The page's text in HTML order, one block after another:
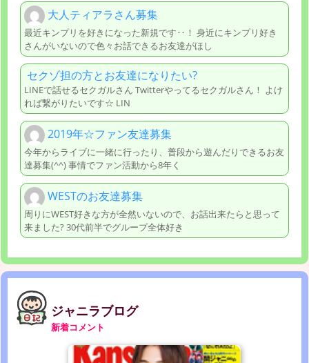
大人ティアラさん募集
最近キンプリを好きになった新規です‥！ 身近にキンプリ好き
さんがいないので色々お話できるお友達がほし
セクゾ担の方とお友達になりたい?
LINEで話せるセクガルさん Twitterやってるセクガルさん！ よけ
れば繋がりたいです☆ LIN
2019年☆ファン友達募集
今年からライブに一緒に行ったり、普段から遊んだりできるお友
達募集(^^) 事情でファン活動から8年く
WESTのお友達募集
周りにWEST好きな方が全然いないので、お話出来たらと思って
来ました? 30代前半でグループ全体好き
ジャニラブログ
新着コメント